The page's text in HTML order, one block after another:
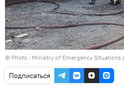
© Photo : Ministry of Emergency Situations
Подписаться